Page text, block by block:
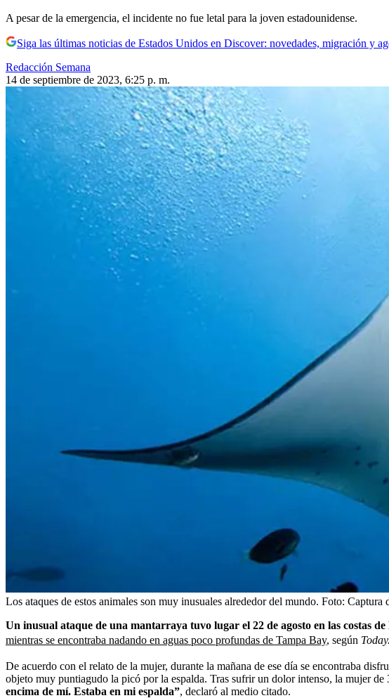
A pesar de la emergencia, el incidente no fue letal para la joven estadounidense.
Siga las últimas noticias de Estados Unidos en Discover: novedades, migración y
Redacción Semana
14 de septiembre de 2023, 6:25 p. m.
Los ataques de estos animales son muy inusuales alrededor del mundo. Foto: Captura
Un inusual ataque de una mantarraya tuvo lugar el 22 de agosto en las costas
mientras se encontraba nadando en aguas poco profundas de Tampa Bay, según
De acuerdo con el relato de la mujer, durante la mañana de ese día se encontraba
objeto muy puntiagudo la picó por la espalda. Tras sufrir un dolor intenso, la mujer de
encima de mí. Estaba en mi espalda”, declaró al medio citado.